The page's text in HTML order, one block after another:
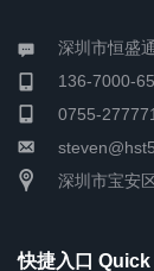
深圳市恒盛
136-7000-
0755-
深圳市宝安
快捷入口